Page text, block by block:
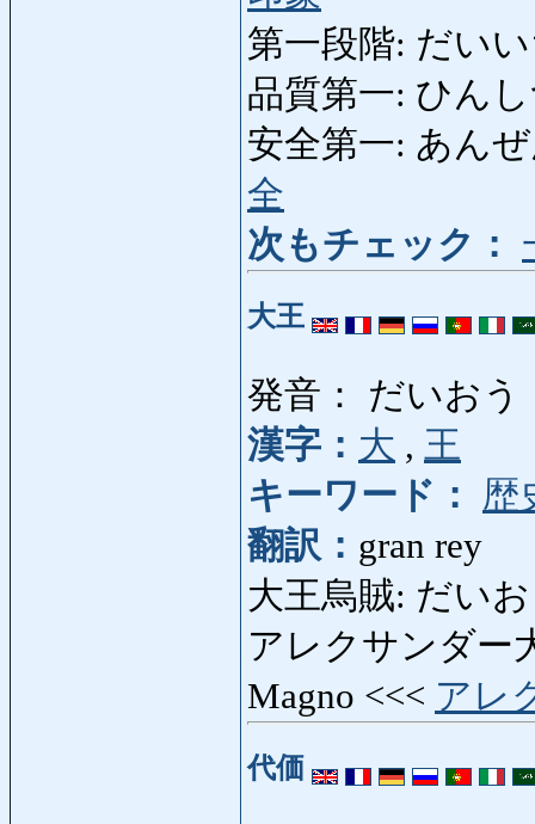
第一段階: だい
品質第一: ひん
安全第一: あん
全
次もチェック：
大王
発音： だいおう
漢字： 大 , 王
キーワード：
歴
翻訳： gran rey
大王烏賊: だい
アレクサンダー
Magno <<< アレ
代価